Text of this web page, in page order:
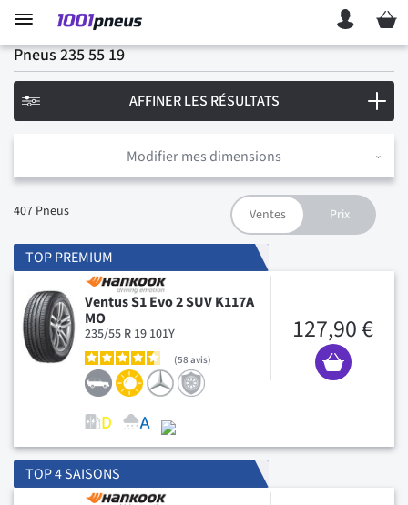
Mon
Pneus 235 55 19
Modifier mes dimensions
407 Pneus
TOP PREMIUM
Ventus S1 Evo 2 SUV K117A
MO
235/55 R 19 101Y
58 avis
127,90 €
TOP 4 SAISONS
AFFINER LES RÉSULTATS